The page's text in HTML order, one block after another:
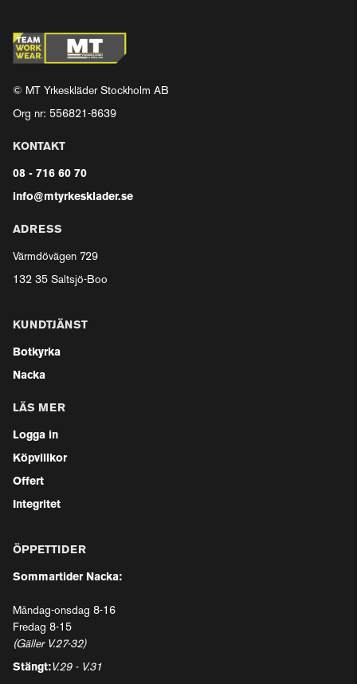
© MT Yrkeskläder Stockholm AB
Org nr: 556821-8639
KONTAKT
08 - 716 60 70
info@mtyrkesklader.se
ADRESS
Värmdövägen 729
132 35 Saltsjö-Boo
KUNDTJÄNST
Botkyrka
Nacka
LÄS MER
Logga in
Köpvillkor
Offert
Integritet
ÖPPETTIDER
Sommartider Nacka:
Måndag-onsdag 8-16
Fredag 8-15
(Gäller V.27-32)
Stängt:V.29 - V.31